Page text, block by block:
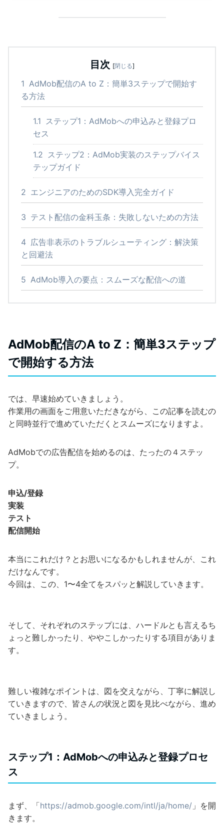
目次 [閉じる]
1 AdMob配信のA to Z：簡単3ステップで開始す
る方法
1.1 ステップ1：AdMobへの申込みと登録プロ
セス
1.2 ステップ2：AdMob実装のステップバイス
テップガイド
2 エンジニアのためのSDK導入完全ガイド
3 テスト配信の金科玉条：失敗しないための方法
4 広告非表示のトラブルシューティング：解決策
と回避法
5 AdMob導入の要点：スムーズな配信への道
AdMob配信のA to Z：簡単3ステップ
で開始する方法
では、早速始めていきましょう。
作業用の画面をご用意いただきながら、この記事を読むの
と同時並行で進めていただくとスムーズになりますよ。
AdMobでの広告配信を始めるのは、たったの４ステッ
プ。
申込/登録
実装
テスト
配信開始
本当にこれだけ？とお思いになるかもしれませんが、これ
だけなんです。
今回は、この、1〜4全てをスパッと解説していきます。
そして、それぞれのステップには、ハードルとも言えるち
ょっと難しかったり、ややこしかったりする項目がありま
す。
難しい複雑なポイントは、図を交えながら、丁寧に解説し
ていきますので、皆さんの状況と図を見比べながら、進め
ていきましょう。
ステップ1：AdMobへの申込みと登録プロセ
ス
まず、「https://admob.google.com/intl/ja/home/ 」を開
きます。